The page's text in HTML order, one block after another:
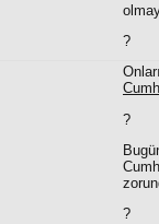
?
?
?